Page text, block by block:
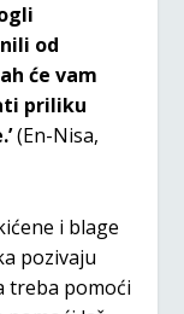
od
će vam
priliku
(En-Nisa,
i blage
pozivaju
treba pomoći